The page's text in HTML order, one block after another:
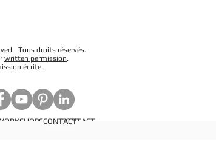
CONTACT
CONTACT
- Tous droits réservés.
written permission.
écrite.